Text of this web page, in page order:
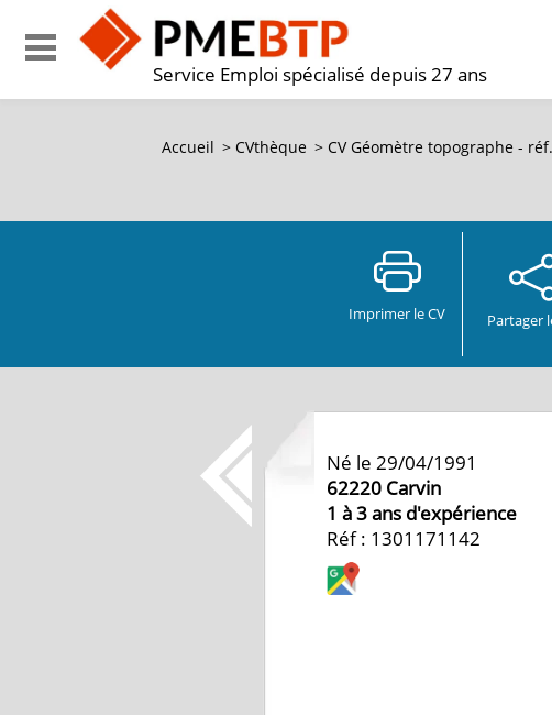
Service Emploi spécialisé depuis 27 ans
Accueil > CVthèque > CV Géomètre topographe -
Imprimer le CV Partager
Né le 29/04/1991
62220 Carvin
1 à 3 ans d'expérience
Réf : 1301171142